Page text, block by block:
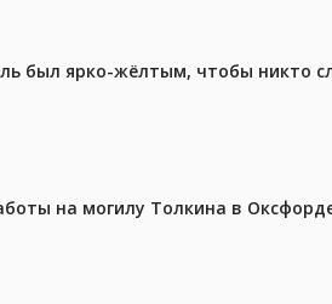
был ярко-жёлтым, чтобы никто
на могилу Толкина в